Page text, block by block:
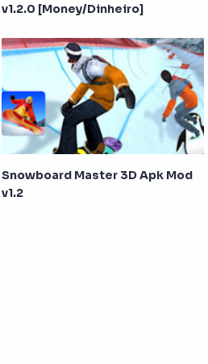
v1.2.0 [Money/Dinheiro]
Snowboard Master 3D Apk Mod
v1.2